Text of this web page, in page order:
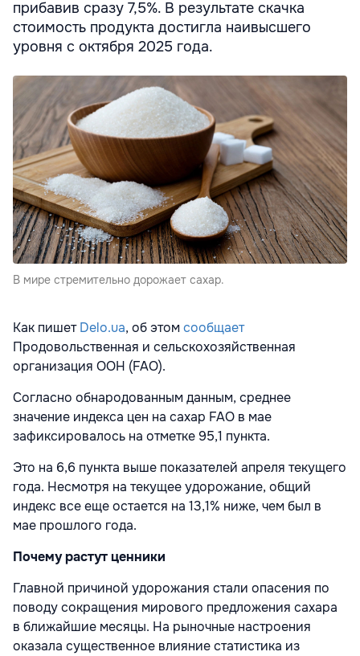
прибавив сразу 7,5%. В результате скачка
стоимость продукта достигла наивысшего
уровня с октября 2025 года.
В мире стремительно дорожает сахар.
Как пишетDelo.ua, об этомсообщает
Продовольственная и сельскохозяйственная
организация ООН (FAO).
Согласно обнародованным данным, среднее
значение индекса цен на сахар FAO в мае
зафиксировалось на отметке 95,1 пункта.
Это на 6,6 пункта выше показателей апреля текущего
года. Несмотря на текущее удорожание, общий
индекс все еще остается на 13,1% ниже, чем был в
мае прошлого года.
Почему растут ценники
Главной причиной удорожания стали опасения по
поводу сокращения мирового предложения сахара
в ближайшие месяцы. На рыночные настроения
оказала существенное влияние статистика из